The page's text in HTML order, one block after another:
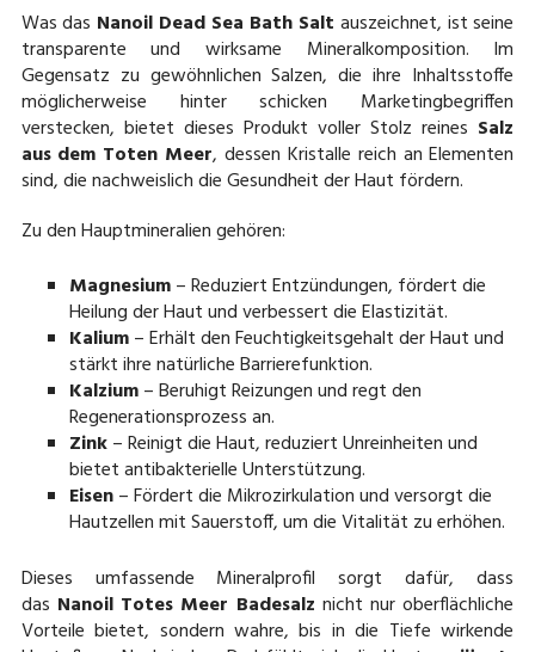
Was das Nanoil Dead Sea Bath Salt auszeichnet, ist seine
transparente und wirksame Mineralkomposition. Im
Gegensatz zu gewöhnlichen Salzen, die ihre Inhaltsstoffe
möglicherweise hinter schicken Marketingbegriffen
verstecken, bietet dieses Produkt voller Stolz reines Salz
aus dem Toten Meer, dessen Kristalle reich an Elementen
sind, die nachweislich die Gesundheit der Haut fördern.
Zu den Hauptmineralien gehören:
Magnesium– Reduziert Entzündungen, fördert die
Heilung der Haut und verbessert die Elastizität.
Kalium– Erhält den Feuchtigkeitsgehalt der Haut und
stärkt ihre natürliche Barrierefunktion.
Kalzium– Beruhigt Reizungen und regt den
Regenerationsprozess an.
Zink– Reinigt die Haut, reduziert Unreinheiten und
bietet antibakterielle Unterstützung.
Eisen– Fördert die Mikrozirkulation und versorgt die
Hautzellen mit Sauerstoff, um die Vitalität zu erhöhen.
Dieses umfassende Mineralprofil sorgt dafür, dass
das Nanoil Totes Meer Badesalz nicht nur oberflächliche
Vorteile bietet, sondern wahre, bis in die Tiefe wirkende